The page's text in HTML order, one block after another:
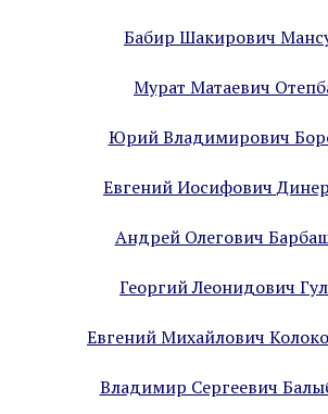
Бабир Шакирович
Мурат Матаевич
Юрий Владимирович
Евгений Иосифович
Андрей Олегович
Георгий Леонидович
Евгений Михайлович
Владимир Сергеевич